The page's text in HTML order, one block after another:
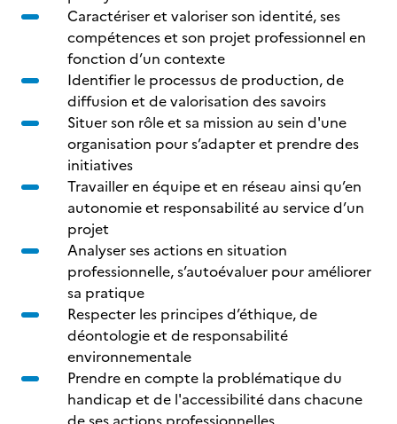
Caractériser et valoriser son identité, ses
compétences et son projet professionnel en
fonction d’un contexte
Identifier le processus de production, de
diffusion et de valorisation des savoirs
Situer son rôle et sa mission au sein d'une
organisation pour s’adapter et prendre des
initiatives
Travailler en équipe et en réseau ainsi qu’en
autonomie et responsabilité au service d’un
projet
Analyser ses actions en situation
professionnelle, s’autoévaluer pour améliorer
sa pratique
Respecter les principes d’éthique, de
déontologie et de responsabilité
environnementale
Prendre en compte la problématique du
handicap et de l'accessibilité dans chacune